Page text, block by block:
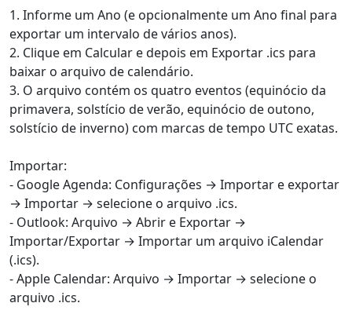
1. Informe um Ano (e opcionalmente um Ano final para
exportar um intervalo de vários anos).
2. Clique em Calcular e depois em Exportar .ics para
baixar o arquivo de calendário.
3. O arquivo contém os quatro eventos (equinócio da
primavera, solstício de verão, equinócio de outono,
solstício de inverno) com marcas de tempo UTC exatas.
Importar:
- Google Agenda: Configurações → Importar e exportar
→ Importar → selecione o arquivo .ics.
- Outlook: Arquivo → Abrir e Exportar →
Importar/Exportar → Importar um arquivo iCalendar
(.ics).
- Apple Calendar: Arquivo → Importar → selecione o
arquivo .ics.